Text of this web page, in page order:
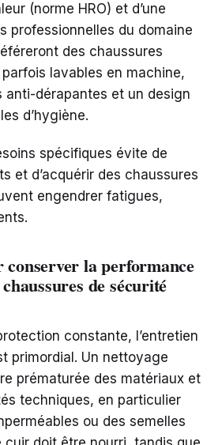
(norme HRO) et d’une
professionnelles du domaine
des chaussures
lavables en machine,
anti-dérapantes et un design
d’hygiène.
spécifiques évite de
et d’acquérir des chaussures
engendrer fatigues,
conserver la performance
de sécurité
constante, l’entretien
primordial. Un nettoyage
prématurée des matériaux et
techniques, en particulier
ou des semelles